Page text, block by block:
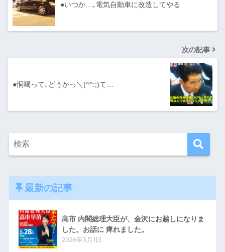
●いつか…､電気自動車に改造してやる
次の記事
●恫喝って､どうかっ＼(^^:;)て…
最新の記事
高市 内閣総理大臣が、金沢にお越しになりま
した。お話に 痺れました。
2026年3月1日